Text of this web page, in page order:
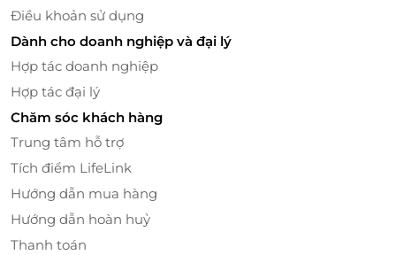
Bên trong, phòng được
hiện đại: TV màn hình phẳng, minibar, điều hòa, bàn
làm việc, két sắt an toàn, cùng phòng tắm riêng với
bồn tắm và đồ dùng cá nhân cao cấp. Từng chi tiết
được bố trí hài hòa, mang đến cảm giác ấm áp, sang
trọng mà vẫn rất gần gũi, như một “ngôi nhà nhỏ”
bên bờ biển.
Điều khoản sử dụng
Dành cho doanh nghiệp và đại lý
Hợp tác doanh nghiệp
Hợp tác đại lý
Chăm sóc khách hàng
Trung tâm hỗ trợ
Tích điểm LifeLink
Hướng dẫn mua hàng
Hướng dẫn hoàn huỷ
Thanh toán